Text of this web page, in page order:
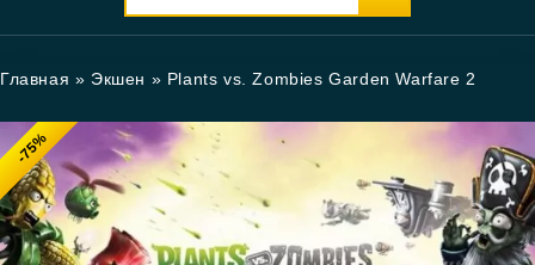
Главная » Экшен » Plants vs. Zombies Garden Warfare 2
-75%